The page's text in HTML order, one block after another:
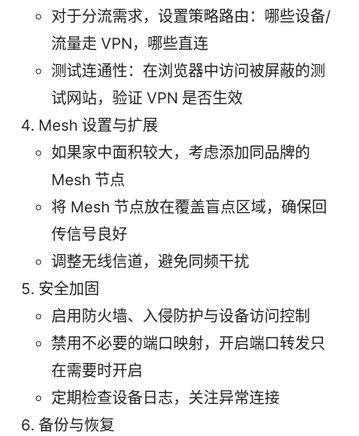
对于分流需求，设置策略路由：哪些设备/
流量走 VPN，哪些直连
测试连通性：在浏览器中访问被屏蔽的测
试网站，验证 VPN 是否生效
Mesh 设置与扩展
如果家中面积较大，考虑添加同品牌的
Mesh 节点
将 Mesh 节点放在覆盖盲点区域，确保回
传信号良好
调整无线信道，避免同频干扰
安全加固
启用防火墙、入侵防护与设备访问控制
禁用不必要的端口映射，开启端口转发只
在需要时开启
定期检查设备日志，关注异常连接
备份与恢复